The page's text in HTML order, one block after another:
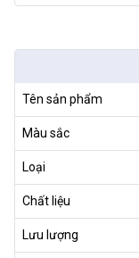
Tên sản phẩm
Màu sắc
Loại
Chất liệu
Lưu lượng